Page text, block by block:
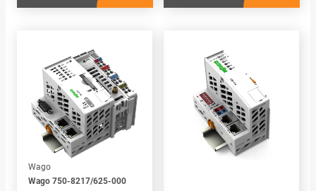
Wago
Wago 750-8217/625-000